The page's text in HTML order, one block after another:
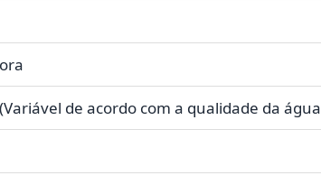
de acordo com a qualidade da